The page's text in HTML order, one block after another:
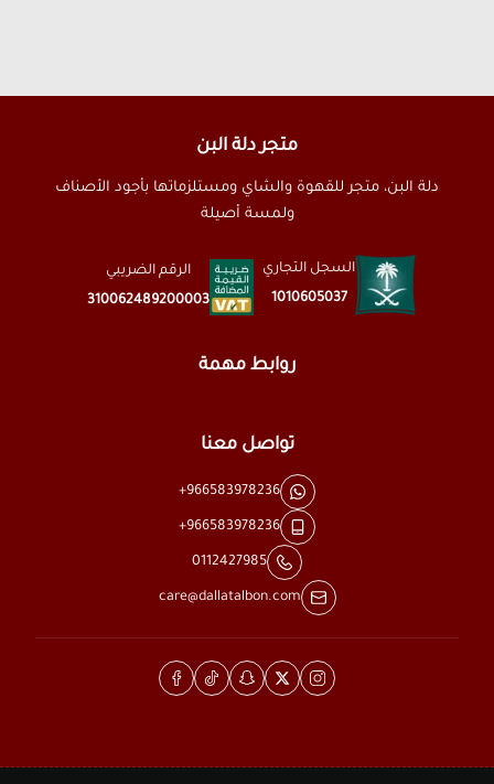
متجر دلة البن
دلة البن، متجر للقهوة والشاي ومستلزماتها بأجود الأصناف
ولمسة أصيلة
السجل التجاري
1010605037
الرقم الضريبي
310062489200003
روابط مهمة
تواصل معنا
+966583978236
+966583978236
0112427985
care@dallatalbon.com